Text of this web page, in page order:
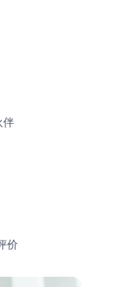
伴
价